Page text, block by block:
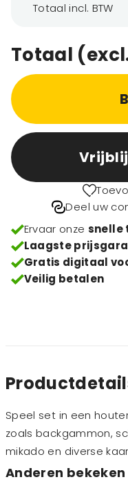
Totaal incl. BTW
Totaal
Deel uw
Ervaar onze snelle
Laagste
Gratis digitaal
Veilig betalen
Speel set in een
zoals backgammon,
mikado en diverse
Anderen bekeken